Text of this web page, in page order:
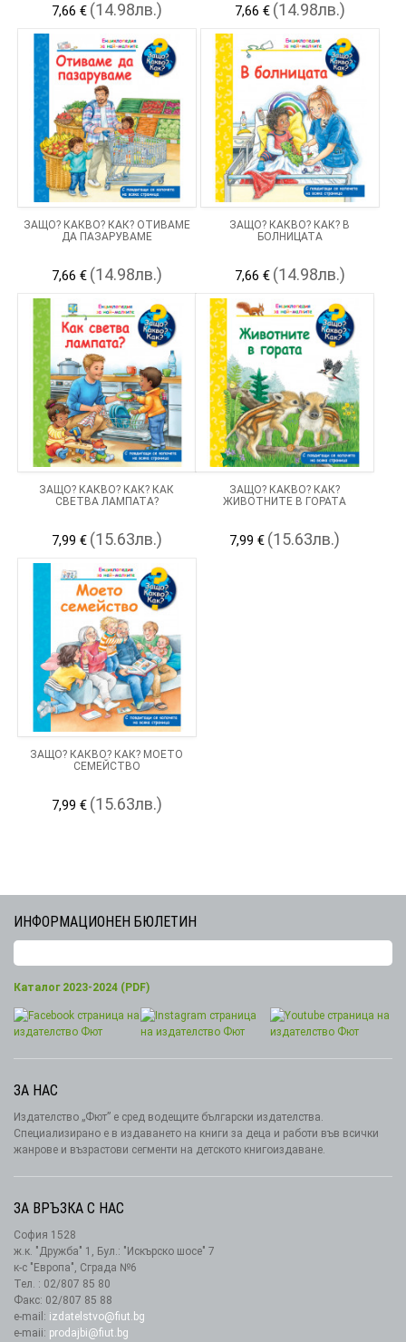
7,66 € (14.98лв.) 7,66 € (14.98лв.)
ЗАЩО? КАКВО? КАК? ОТИВАМЕ
ДА ПАЗАРУВАМЕ
7,66 € (14.98лв.)
ЗАЩО? КАКВО? КАК? В
БОЛНИЦАТА
7,66 € (14.98лв.)
ЗАЩО? КАКВО? КАК? КАК
СВЕТВА ЛАМПАТА?
7,99 € (15.63лв.)
ЗАЩО? КАКВО? КАК?
ЖИВОТНИТЕ В ГОРАТА
7,99 € (15.63лв.)
ЗАЩО? КАКВО? КАК? МОЕТО
СЕМЕЙСТВО
7,99 € (15.63лв.)
ИНФОРМАЦИОНЕН БЮЛЕТИН
Каталог 2023-2024 (PDF)
ЗА НАС
Издателство „Фют” е сред водещите български издателства.
Специализирано е в издаването на книги за деца и работи във всички
жанрове и възрастови сегменти на детското книгоиздаване.
ЗА ВРЪЗКА С НАС
София 1528
ж.к. "Дружба" 1, Бул.: "Искърско шосе" 7
к-с "Европа", Сграда №6
Тел. : 02/807 85 80
Факс: 02/807 85 88
e-mail: izdatelstvo@fiut.bg
e-maii: prodajbi@fiut.bg